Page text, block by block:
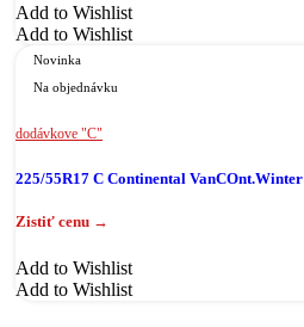
Add to Wishlist
Add to Wishlist
Novinka
Na objednávku
dodávkove "C"
225/55R17 C Continental VanCOnt.Winter
Add to Wishlist
Add to Wishlist